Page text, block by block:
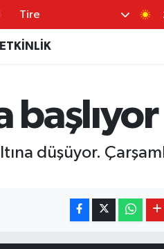
Tire
ETKİNLİK
başlıyor
düşüyor.